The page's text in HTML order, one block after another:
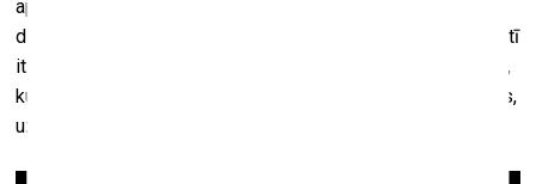
apbrīnojama harmoniskā daudzšķautņainība — tu skaidri
dzirdi, ka skan stabils Domažors, bet tajā vienlaikus dzalkstī
it kā citās skaņkārtas pakāpēs balstīti akordi, un tā ir dzīve,
kurā nav melnbalto kontrastu, ko tik ļoti mīl mūslaiku cilvēks,
uzskatot, ka kaut kas ir vai nu labs, vai slikts.